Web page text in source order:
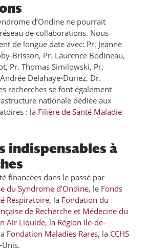
d’Ondine ne pourrait
de collaborations. Nous
de longue date avec: Pr. Jeanne
Brisson, Pr. Laurence Bodineau,
Pr. Thomas Similowski, Pr.
Delahaye-Duriez, Dr.
recherches se font également
nationale dédiée aux
: la Filière de Santé Maladie
indispensables à
financées dans le passé par
du Syndrome d’Ondine, le Fonds
Respiratoire, la Fondation du
de Recherche et Médecine du
Air Liquide, la Région Ile-de-
Fondation Maladies Rares, la CCHS
Unis.